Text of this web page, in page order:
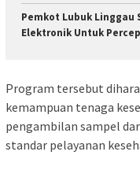
Pemkot Lubuk Linggau
Elektronik Untuk
Program tersebut
kemampuan tenaga
pengambilan sampel
standar pelayanan